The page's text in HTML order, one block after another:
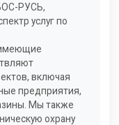
РУСЬ,
услуг по
включая
предприятия,
Мы также
охрану